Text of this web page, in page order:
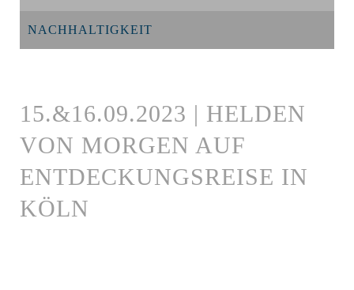
NACHHALTIGKEIT
15.&16.09.2023 | HELDEN
VON MORGEN AUF
ENTDECKUNGSREISE IN
KÖLN